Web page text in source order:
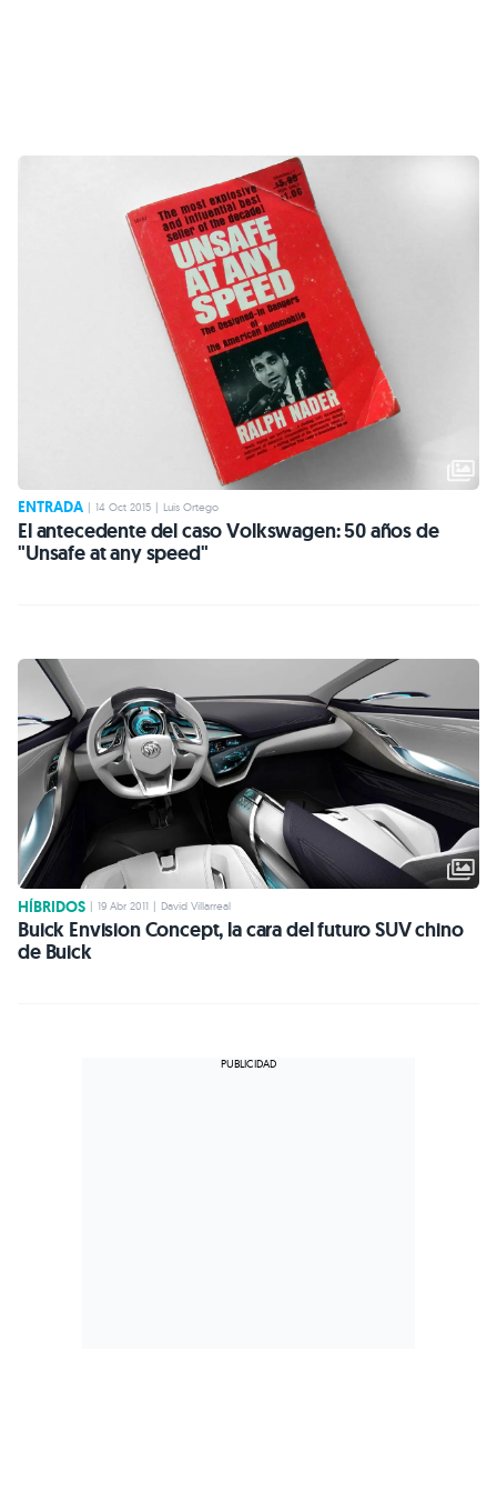
ENTRADA | 14 Oct 2015 | Luis Ortego
El antecedente del caso Volkswagen: 50 años de
"Unsafe at any speed"
HÍBRIDOS 19 Abr 2011 David Villarreal
Buick Envision Concept, la cara del futuro SUV chino
de Buick